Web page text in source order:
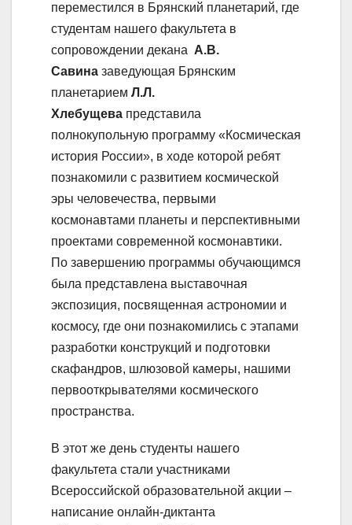
переместился в Брянский планетарий, где
студентам нашего факультета в
сопровождении декана А.В.
Савина заведующая Брянским
планетарием Л.Л.
Хлебущева представила
полнокупольную программу «Космическая
история России», в ходе которой ребят
познакомили с развитием космической
эры человечества, первыми
космонавтами планеты и перспективными
проектами современной космонавтики.
По завершению программы обучающимся
была представлена выставочная
экспозиция, посвященная астрономии и
космосу, где они познакомились с этапами
разработки конструкций и подготовки
скафандров, шлюзовой камеры, нашими
первооткрывателями космического
пространства.
В этот же день студенты нашего
факультета стали участниками
Всероссийской образовательной акции –
написание онлайн-диктанта